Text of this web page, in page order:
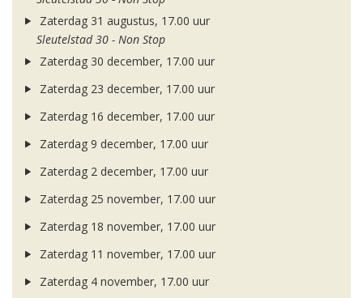
Zaterdag 31 augustus, 17.00 uur
Sleutelstad 30 - Non Stop
Zaterdag 30 december, 17.00 uur
Zaterdag 23 december, 17.00 uur
Zaterdag 16 december, 17.00 uur
Zaterdag 9 december, 17.00 uur
Zaterdag 2 december, 17.00 uur
Zaterdag 25 november, 17.00 uur
Zaterdag 18 november, 17.00 uur
Zaterdag 11 november, 17.00 uur
Zaterdag 4 november, 17.00 uur